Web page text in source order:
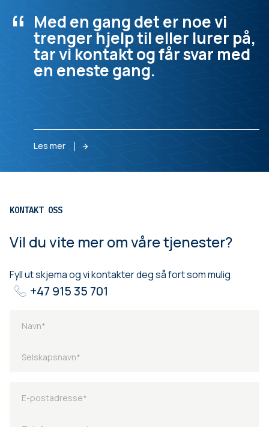
“ Med en gang det er noe vi
trenger hjelp til eller lurer på,
tar vi kontakt og får svar med
en eneste gang.
Les mer
KONTAKT OSS
Vil du vite mer om våre tjenester?
Fyll ut skjema og vi kontakter deg så fort som mulig
+47 915 35 701